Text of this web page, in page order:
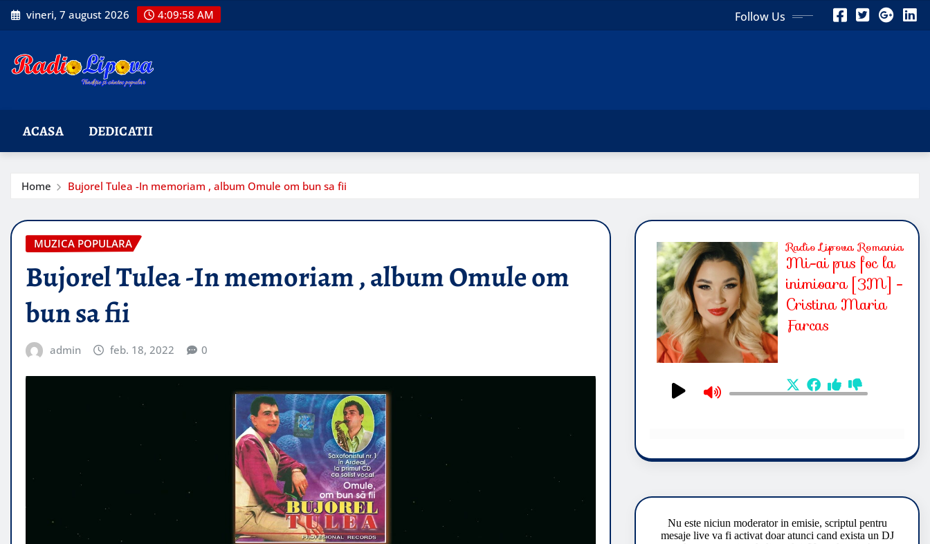
Skip
to
vineri, 7 august 2026 4:09:59 AM Follow Us
ACASA DEDICATII
Home Bujorel Tulea -In memoriam , album Omule om bun sa fii
MUZICA POPULARA
Bujorel Tulea -In memoriam , album Omule om
bun sa fii
admin feb. 18, 2022 0